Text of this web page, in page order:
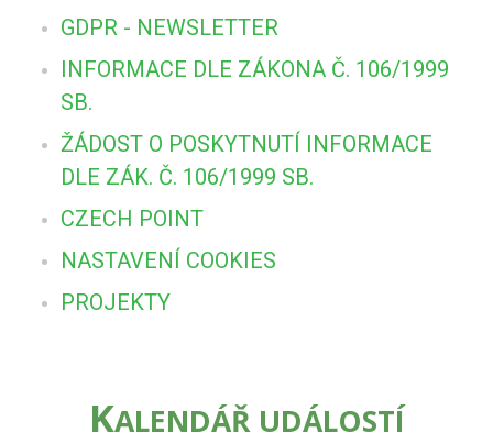
GDPR - NEWSLETTER
INFORMACE DLE ZÁKONA Č. 106/1999
SB.
ŽÁDOST O POSKYTNUTÍ INFORMACE
DLE ZÁK. Č. 106/1999 SB.
CZECH POINT
NASTAVENÍ COOKIES
PROJEKTY
KALENDÁŘ UDÁLOSTÍ